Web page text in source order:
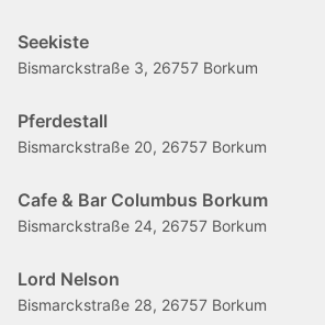
Seekiste
Bismarckstraße 3, 26757 Borkum
Pferdestall
Bismarckstraße 20, 26757 Borkum
Cafe & Bar Columbus Borkum
Bismarckstraße 24, 26757 Borkum
Lord Nelson
Bismarckstraße 28, 26757 Borkum